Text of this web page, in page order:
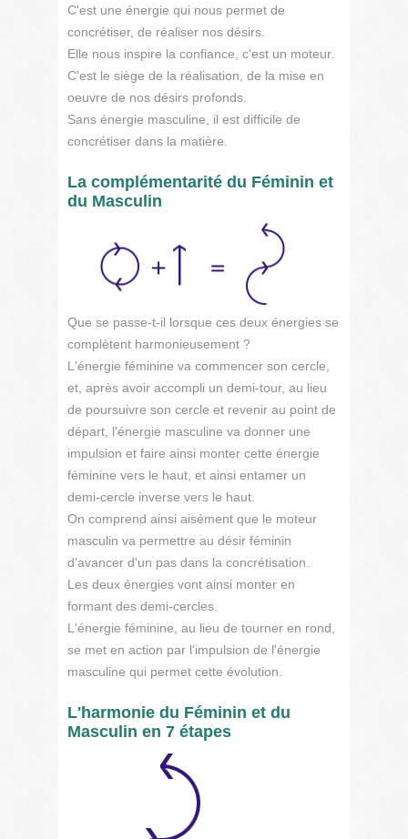
C'est une énergie qui nous permet de
concrétiser, de réaliser nos désirs.
Elle nous inspire la confiance, c'est un moteur.
C'est le siège de la réalisation, de la mise en
oeuvre de nos désirs profonds.
Sans énergie masculine, il est difficile de
concrétiser dans la matière.
La complémentarité du Féminin et
du Masculin
Que se passe-t-il lorsque ces deux énergies se
complètent harmonieusement ?
L'énergie féminine va commencer son cercle,
et, après avoir accompli un demi-tour, au lieu
de poursuivre son cercle et revenir au point de
départ, l'énergie masculine va donner une
impulsion et faire ainsi monter cette énergie
féminine vers le haut, et ainsi entamer un
demi-cercle inverse vers le haut.
On comprend ainsi aisément que le moteur
masculin va permettre au désir féminin
d'avancer d'un pas dans la concrétisation.
Les deux énergies vont ainsi monter en
formant des demi-cercles.
L'énergie féminine, au lieu de tourner en rond,
se met en action par l'impulsion de l'énergie
masculine qui permet cette évolution.
L'harmonie du Féminin et du
Masculin en 7 étapes